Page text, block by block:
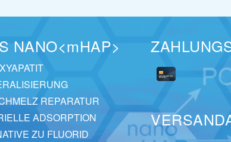
NANO<mHAP>
REPARATUR
ADSORPTION
ZU FLUORID